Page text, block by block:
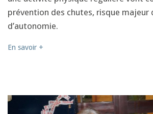
prévention des chutes, risque majeur
d’autonomie.
En savoir +